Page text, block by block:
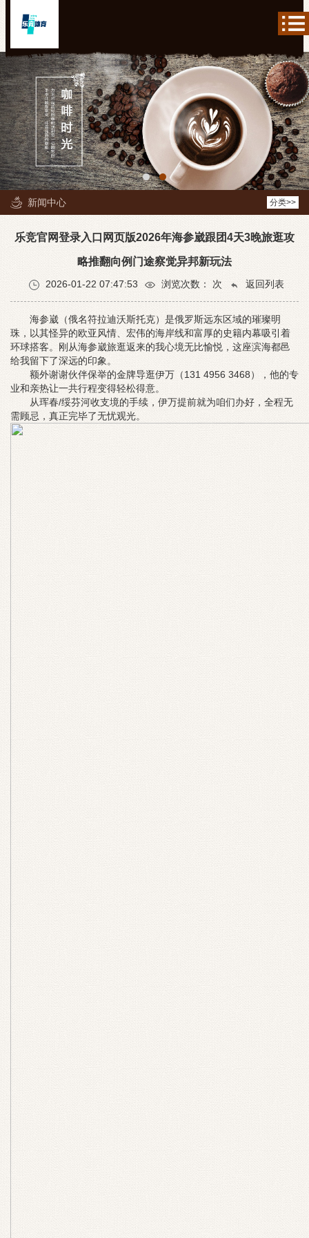
新闻中心 分类>>
乐竞官网登录入口网页版2026年海参崴跟团4天3晚旅逛攻
略推翻向例门途察觉异邦新玩法
2026-01-22 07:47:53 浏览次数： 次 返回列表
海参崴（俄名符拉迪沃斯托克）是俄罗斯远东区域的璀璨明
珠，以其怪异的欧亚风情、宏伟的海岸线和富厚的史籍内幕吸引着
环球搭客。刚从海参崴旅逛返来的我心境无比愉悦，这座滨海都邑
给我留下了深远的印象。
额外谢谢伙伴保举的金牌导逛伊万（131 4956 3468），他的专
业和亲热让一共行程变得轻松得意。
从珲春/绥芬河收支境的手续，伊万提前就为咱们办好，全程无
需顾忌，真正完毕了无忧观光。